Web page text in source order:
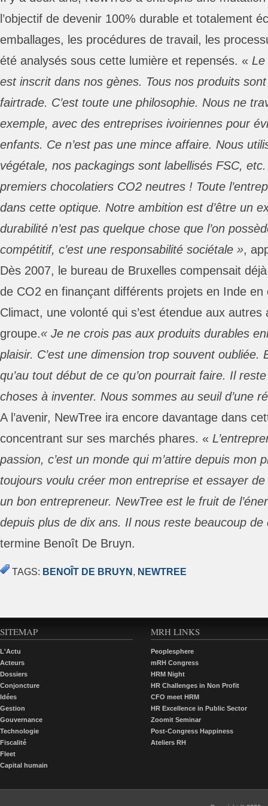
l’objectif de devenir 100% durable et totalement
emballages, les procédures de travail, les
été analysés sous cette lumière et repensés. «
est inscrit dans nos gènes. Tous nos produits
fairtrade. C’est toute une philosophie. Nous ne
exemple, avec des entreprises ivoiriennes pour
enfants. Ce n’est pas une mince affaire. Nous
végétale, nos packagings sont labellisés FSC,
premiers chocolatiers CO2 neutres ! Toute
dans cette optique. Notre ambition est d’être un
durabilité n’est pas quelque chose que l’on
compétitif, c’est une responsabilité sociétale »,
Dès 2007, le bureau de Bruxelles compensait
de CO2 en finançant différents projets en Inde en
Climact, une volonté qui s’est étendue aux autres
groupe.« Je ne crois pas aux produits durables
plaisir. C’est une dimension trop souvent oubliée.
qu’au tout début de ce qu’on pourrait faire. Il
choses à inventer. Nous sommes au seuil d’une
A l’avenir, NewTree ira encore davantage dans
concentrant sur ses marchés phares. «
passion, c’est un monde qui m’attire depuis mon
toujours voulu créer mon entreprise et essayer
un bon entrepreneur. NewTree est le fruit de
depuis plus de dix ans. Il nous reste beaucoup de
termine Benoît De Bruyn.
TAGS: BENOÎT DE BRUYN, NEWTREE
SITEMAP
L'Actu
Acteurs
Dossiers
Conjoncture
Idées
Gestion
Gouvernance
Technologie
Fiscalité
Fleet
Capital humain
MRH LINKS
Peoplesphere
mRH Congress
HRM Night
HR Challenges in Non Profit
CFO meet HRM
HR Excellence in Public Sector
Zoomit Seminar
Post-Congress Happiness
Ateliers RH